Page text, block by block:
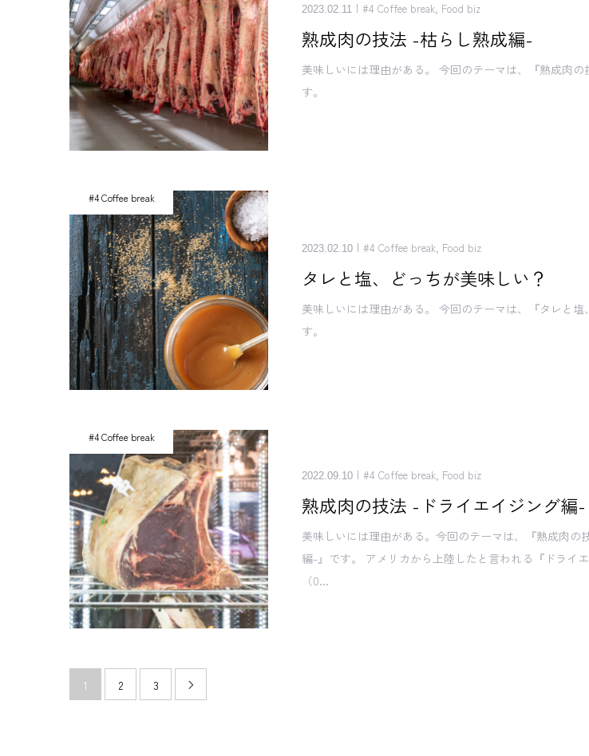
2023.02.11 #4 Coffee break, Food biz
熟成肉の技法 -枯らし熟成編-
美味しいには理由がある。 今回のテーマは、『熟成肉
す。
#4 Coffee break
2023.02.10 #4 Coffee break, Food biz
タレと塩、どっちが美味しい？
美味しいには理由がある。 今回のテーマは、『タレと
す。
#4 Coffee break
2022.09.10 #4 Coffee break, Food biz
熟成肉の技法 -ドライエイジング編-
美味しいには理由がある。今回のテーマは、『熟成肉の
編-』です。 アメリカから上陸したと言われる『ドライ
（0...
1 2 3 